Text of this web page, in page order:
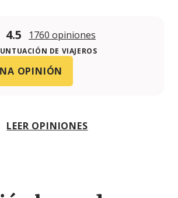
4.5 1760 opiniones
DE VIAJEROS
OPINIÓN
LEER OPINIONES